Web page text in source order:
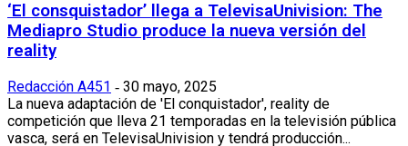
‘El consquistador’ llega a TelevisaUnivision: The
Mediapro Studio produce la nueva versión del
reality
Redacción A451 - 30 mayo, 2025
La nueva adaptación de 'El conquistador', reality de
competición que lleva 21 temporadas en la televisión pública
vasca, será en TelevisaUnivision y tendrá producción...